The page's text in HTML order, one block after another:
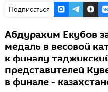
Подписаться
Абдурахим Екубов
медаль в весовой
к финалу
представителей
в финале -